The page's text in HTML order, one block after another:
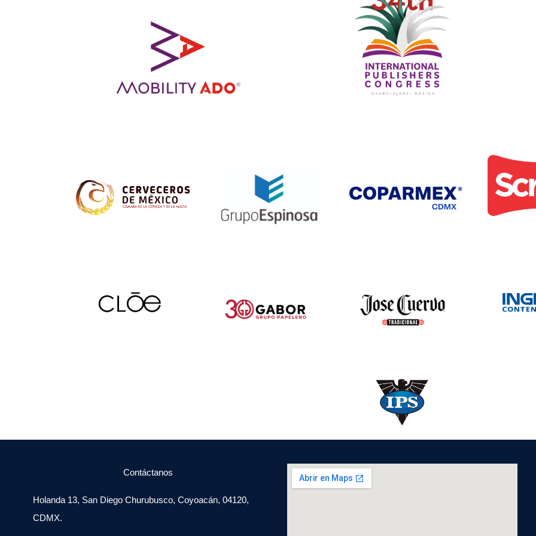
Contáctanos
Holanda 13, San Diego Churubusco, Coyoacán, 04120,
CDMX.